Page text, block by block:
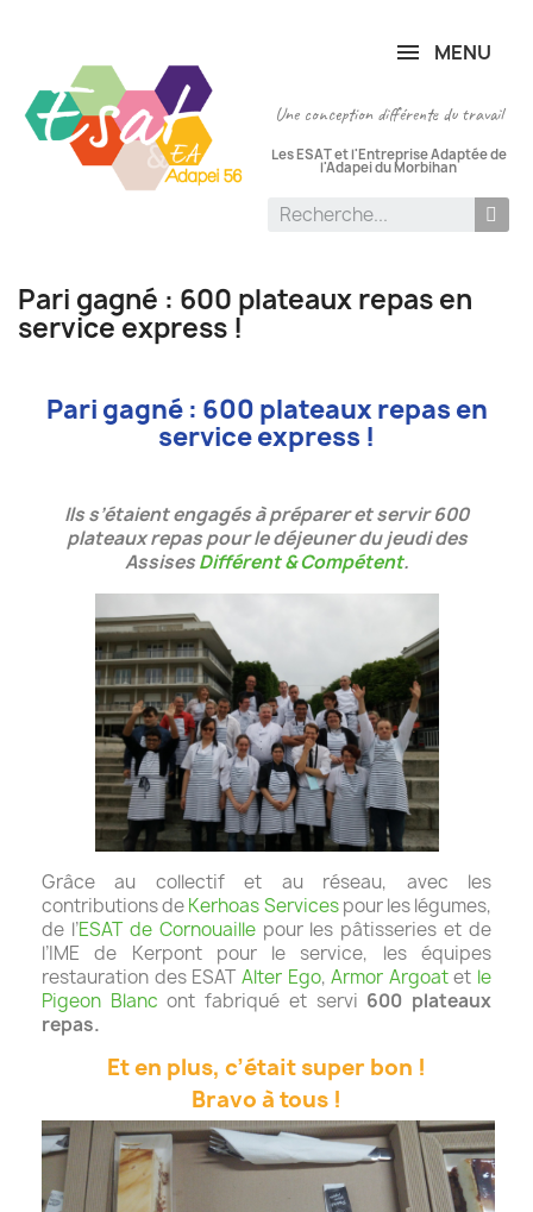
MENU
Une conception différente du travail
Les ESAT et l'Entreprise Adaptée de
l'Adapei du Morbihan
Pari gagné : 600 plateaux repas en
service express !
Pari gagné : 600 plateaux repas en
service express !
Ils s’étaient engagés à préparer et servir 600
plateaux repas pour le déjeuner du jeudi des
AssisesDifférent & Compétent.
Grâce au collectif et au réseau, avec les
contributions deKerhoas Servicespour les légumes,
de l’ESAT de Cornouaille pour les pâtisseries et de
l’IME de Kerpont pour le service, les équipes
restauration des ESAT Alter Ego,Armor Argoatet le
Pigeon Blanc ont fabriqué et servi 600 plateaux
repas.
Et en plus, c’était super bon !
Bravo à tous !